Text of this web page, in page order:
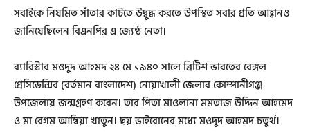
সবাইকে নিয়মিত সাঁতার কাটতে উদ্বুদ্ধ করতে উপস্থিত সবার প্রতি আহ্বানও
জানিয়েছিলেন বিএনপির এ জ্যেষ্ঠ নেতা।
ব্যারিস্টার মওদুদ আহমদ ২৪ মে ১৯৪০ সালে ব্রিটিশ ভারতের বেঙ্গল
প্রেসিডেন্সির (বর্তমান বাংলাদেশ) নোয়াখালী জেলার কোম্পানীগঞ্জ
উপজেলায় জন্মগ্রহণ করেন। তার পিতা মাওলানা মমতাজ উদ্দিন আহমেদ
ও মা বেগম আম্বিয়া খাতুন। ছয় ভাইবোনের মধ্যে মওদুদ আহমদ চতুর্থ।